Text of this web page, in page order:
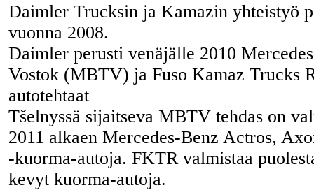
Daimler Trucksin ja Kamazin yhteistyö
vuonna 2008.
Daimler perusti venäjälle 2010
Vostok (MBTV) ja Fuso Kamaz Trucks
autotehtaat
Tšelnyssä sijaitseva MBTV tehdas on
2011 alkaen Mercedes-Benz Actros,
-kuorma-autoja. FKTR valmistaa
kevyt kuorma-autoja.